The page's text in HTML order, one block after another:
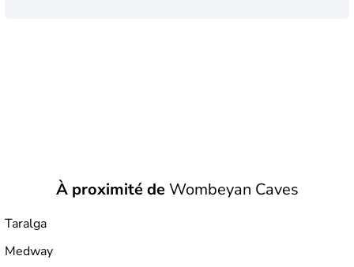
À proximité deWombeyan Caves
Taralga
Medway